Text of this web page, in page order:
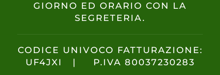
GIORNO ED ORARIO CON LA
SEGRETERIA.
CODICE UNIVOCO FATTURAZIONE:
UF4JXI | P.IVA 80037230283